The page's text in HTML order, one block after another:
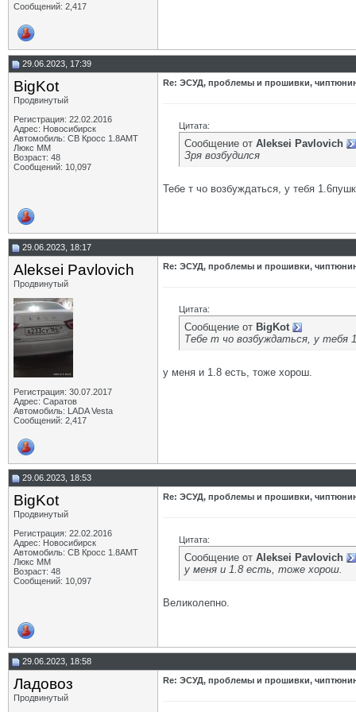
Сообщений: 2,417
29.06.2023, 17:39
BigKot
Продвинутый
Регистрация: 22.02.2016
Адрес: Новосибирск
Автомобиль: СВ Кросс 1.8АМТ
Люкс ММ
Возраст: 48
Сообщений: 10,097
Re: ЭСУД, проблемы и прошивки,
Цитата:
Сообщение от Aleksei Pavlovich
Зря возбудился
Тебе т чо возбуждаться, у тебя
29.06.2023, 18:17
Aleksei Pavlovich
Продвинутый
Регистрация: 30.07.2017
Адрес: Саратов
Автомобиль: LADA Vesta
Сообщений: 2,417
Re: ЭСУД, проблемы и прошивки,
Цитата:
Сообщение от BigKot
Тебе т чо возбуждаться, у тебя
у меня и 1.8 есть, тоже хорош.
29.06.2023, 18:53
BigKot
Продвинутый
Регистрация: 22.02.2016
Адрес: Новосибирск
Автомобиль: СВ Кросс 1.8АМТ
Люкс ММ
Возраст: 48
Сообщений: 10,097
Re: ЭСУД, проблемы и прошивки,
Цитата:
Сообщение от Aleksei Pavlovich
у меня и 1.8 есть, тоже хорош.
Великолепно.
29.06.2023, 18:58
Ладовоз
Продвинутый
Re: ЭСУД, проблемы и прошивки,